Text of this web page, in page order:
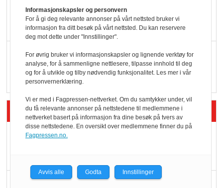
endring: Stadig større
serveringstilbud
Vokser med ferdigmat
i dagligvare
Siste artikler - Butikk i praksis
Informasjonskapsler og personvern
For å gi deg relevante annonser på vårt nettsted bruker vi
informasjon fra ditt besøk på vårt nettsted. Du kan reservere
deg mot dette under "Innstillinger".
For øvrig bruker vi informasjonskapsler og lignende verktøy for
analyse, for å sammenligne nettlesere, tilpasse innhold til deg
og for å utvikle og tilby nødvendig funksjonalitet. Les mer i vår
personvernerklæring.
Vi er med i Fagpressen-nettverket. Om du samtykker under, vil
du få relevante annonser på nettstedene til medlemmene i
nettverket basert på informasjon fra dine besøk på tvers av
disse nettstedene. En oversikt over medlemmene finner du på
Fagpressen.no.
Avvis alle Godta Innstillinger